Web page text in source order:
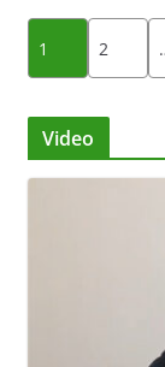
degli
articoli
1 2
Video